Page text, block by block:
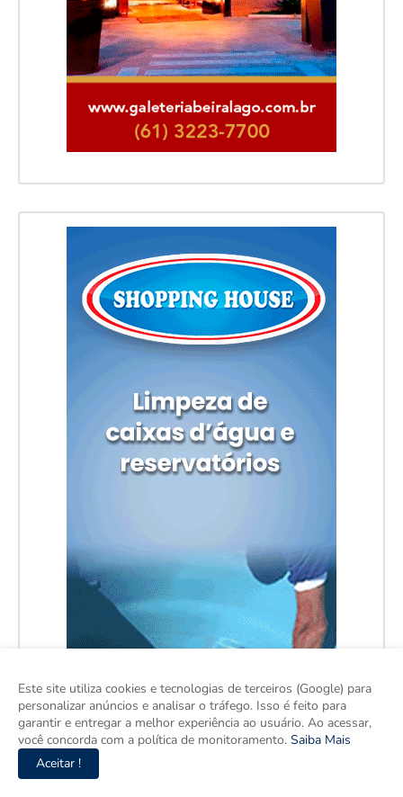
Este site utiliza cookies e tecnologias de terceiros (Google) para
personalizar anúncios e analisar o tráfego. Isso é feito para
garantir e entregar a melhor experiência ao usuário. Ao acessar,
você concorda com a política de monitoramento. Saiba Mais
Aceitar !